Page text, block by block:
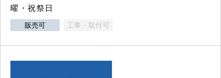
曜・祝祭日
販売可 工事・取付可